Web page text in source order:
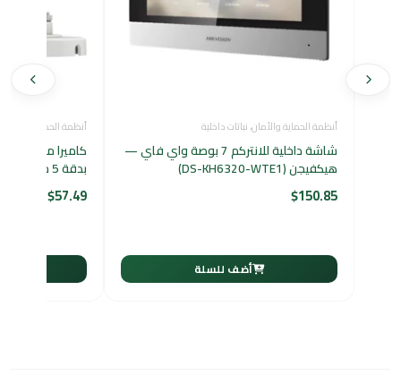
أنظمة الحماية والأمان، نباتات داخلية
شاشة داخلية للانتركم 7 بوصة واي فاي —
هيكفيجن (DS-KH6320-WTE1)
$150.85
أضف للسلة
أنظمة الحماية والأمان
بدقة 5 ميجابكسل وعدسة 3.6 مم
$57.49